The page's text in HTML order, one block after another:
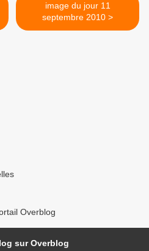
image du jour 11
septembre 2010 >
Overblog
sur Overblog